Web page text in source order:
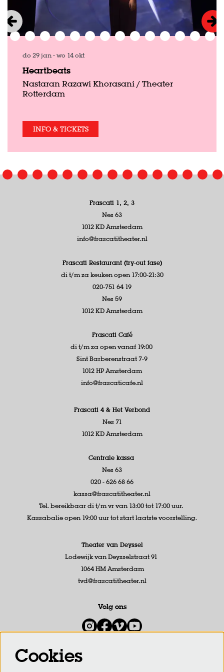
Heartbeats
Nastaran Razawi Khorasani / Theater
Rotterdam
do 29 jan-wo 14 okt
INFO & TICKETS
Frascati 1, 2, 3
Nes 63
1012 KD Amsterdam
info@frascatitheater.nl
Frascati Restaurant (try-out fase)
di t/m za keuken open 17:00-21:30
020-751 64 19
Nes 59
1012 KD Amsterdam
Frascati Café
di t/m za open vanaf 19:00
Sint Barberenstraat 7-9
1012 HP Amsterdam
info@frascaticafe.nl
Frascati 4 & Het Verbond
Nes 71
1012 KD Amsterdam
Centrale kassa
Nes 63
020 - 626 68 66
kassa@frascatitheater.nl
Tel. bereikbaar di t/m vr van 13:00 tot 17:00 uur.
Kassabalie open 19:00 uur tot start laatste voorstelling.
Theater van Deyssel
Lodewijk van Deysselstraat 91
1064 HM Amsterdam
tvd@frascatitheater.nl
Volg ons
Meld je aan voor de nieuwsbrief
Cookies